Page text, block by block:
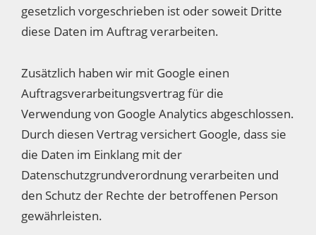
gesetzlich vorgeschrieben ist oder soweit Dritte
diese Daten im Auftrag verarbeiten.
Zusätzlich haben wir mit Google einen
Auftragsverarbeitungsvertrag für die
Verwendung von Google Analytics abgeschlossen.
Durch diesen Vertrag versichert Google, dass sie
die Daten im Einklang mit der
Datenschutzgrundverordnung verarbeiten und
den Schutz der Rechte der betroffenen Person
gewährleisten.